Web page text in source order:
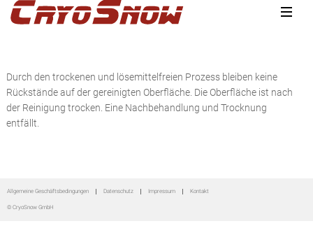
Zur
Hauptnavigation
Zum
Inhalt
Zur
Seitenspalte
Durch den trockenen und lösemittelfreien Prozess bleiben keine
Rückstände auf der gereinigten Oberfläche. Die Oberfläche ist nach
der Reinigung trocken. Eine Nachbehandlung und Trocknung
entfällt.
Seitenspalte
Allgemeine Geschäftsbedingungen Datenschutz Impressum Kontakt
© CryoSnow GmbH